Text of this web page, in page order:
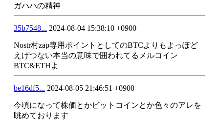
ガハハの精神
35b7548... 2024-08-04 15:38:10 +0900
Nostr村zap専用ポイントとしてのBTCよりもよっぽど
えげつない本当の意味で囲われてるメルコイン
BTC&ETHよ
be16df5... 2024-08-05 21:46:51 +0900
今頃になって株価とかビットコインとか色々のアレを
眺めております